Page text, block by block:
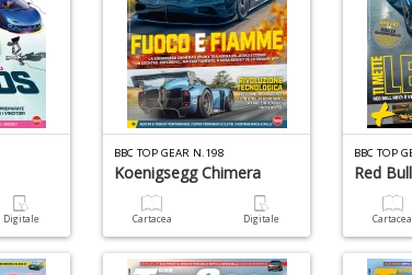
Digitale
BBC TOP GEAR N.198
Koenigsegg Chimera
Cartacea Digitale
BBC TOP
Red
Cartacea